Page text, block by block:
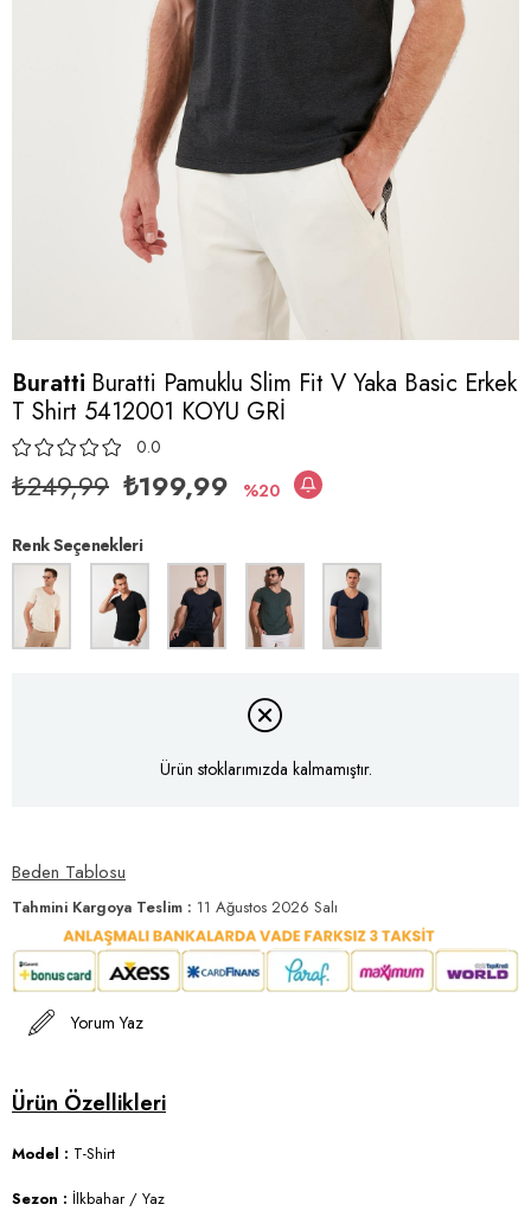
Buratti Buratti Pamuklu Slim Fit V Yaka Basic Erkek
T Shirt 5412001 KOYU GRİ
0.0
₺249,99 ₺199,99 20
Renk Seçenekleri
Ürün stoklarımızda kalmamıştır.
Beden Tablosu
Tahmini Kargoya Teslim : 11 Ağustos 2026 Salı
Yorum Yaz
Model : T-Shirt
Sezon : İlkbahar / Yaz